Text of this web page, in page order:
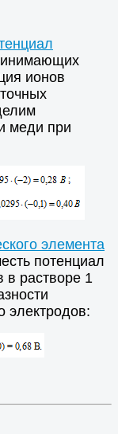
ионов
меди при
элемента
потенциал
в растворе 1
электродов: